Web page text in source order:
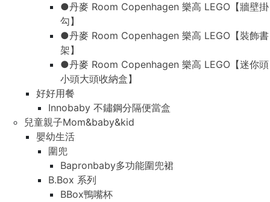
●丹麥 Room Copenhagen 樂高 LEGO【牆壁掛
勾】
●丹麥 Room Copenhagen 樂高 LEGO【裝飾書
架】
●丹麥 Room Copenhagen 樂高 LEGO【迷你頭
小頭大頭收納盒】
好好用餐
Innobaby 不鏽鋼分隔便當盒
兒童親子Mom&baby&kid
嬰幼生活
圍兜
Bapronbaby多功能圍兜裙
B.Box 系列
BBox鴨嘴杯